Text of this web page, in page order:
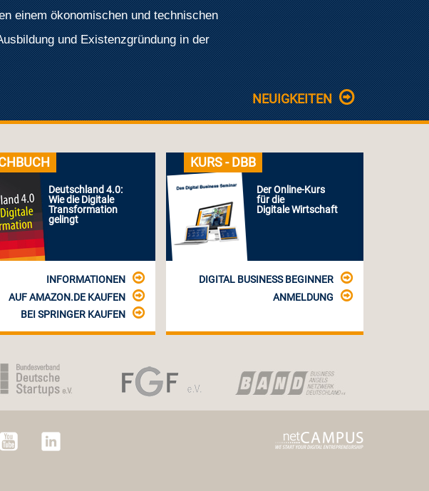
NEUIGKEITEN
einem ökonomischen und technischen
und Existenzgründung in der
Deutschland 4.0:
Wie die Digitale
Transformation
gelingt
INFORMATIONEN
AUF AMAZON.DE KAUFEN
BEI SPRINGER KAUFEN
KURS - DBB
Der Online-Kurs
für die
Digitale Wirtschaft
DIGITAL BUSINESS BEGINNER
ANMELDUNG